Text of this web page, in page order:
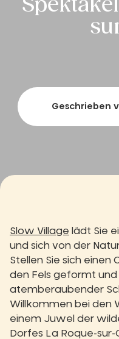
Geschrieben
Slow Village lädt Sie
und sich von der
Stellen Sie sich einen
den Fels geformt
atemberaubender
Willkommen bei den
einem Juwel der
Dorfes La Roque-